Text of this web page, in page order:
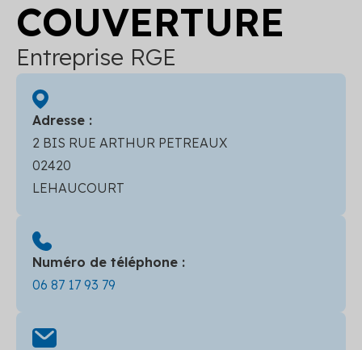
COUVERTURE
Entreprise RGE
Adresse :
2 BIS RUE ARTHUR PETREAUX
02420
LEHAUCOURT
Numéro de téléphone :
06 87 17 93 79